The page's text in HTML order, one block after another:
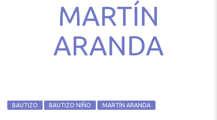
MARTÍN
ARANDA
BAUTIZO BAUTIZO NIÑO MARTÍN ARANDA